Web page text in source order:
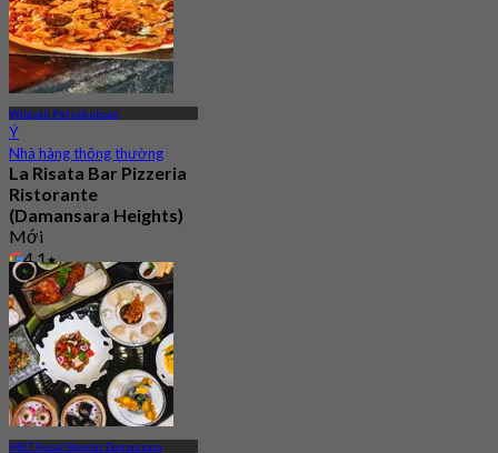
Wilayah Persekutuan
Ý
Nhà hàng thông thường
La Risata Bar Pizzeria
Ristorante
(Damansara Heights)
Mới
4.1
TừRM 56.66
MRT Pusat Bandar Damansara